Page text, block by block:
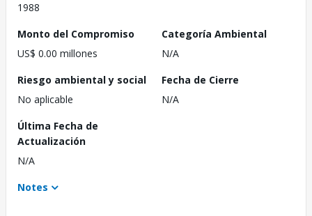
1988
Monto del Compromiso
US$ 0.00 millones
Categoría Ambiental
N/A
Riesgo ambiental y social
No aplicable
Fecha de Cierre
N/A
Última Fecha de
Actualización
N/A
Notes